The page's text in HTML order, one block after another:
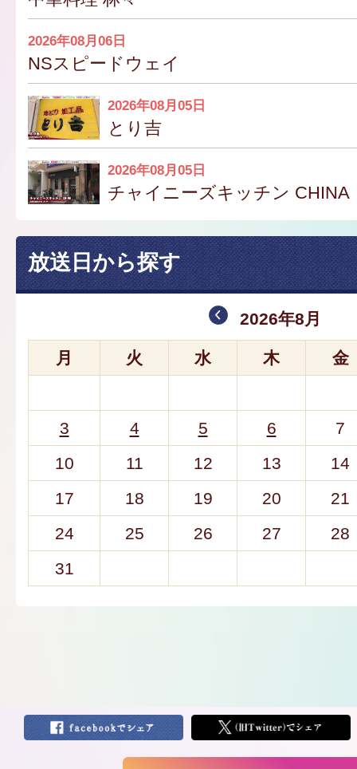
2026年08月06日
NSスピードウェイ
2026年08月05日
とり吉
2026年08月05日
チャイニーズキッチン CHINA
放送日から探す
2026年8月
月 火 水 木 金
3 4 5 6
7
10
11 12 13
14
17
18 19 20
21
24
25 26 27
28
31